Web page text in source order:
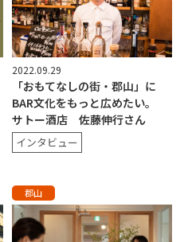
2022.09.29
「おもてなしの街・郡山」に
BAR文化をもっと広めたい。
サトー酒店 佐藤伸行さん
インタビュー
郡山